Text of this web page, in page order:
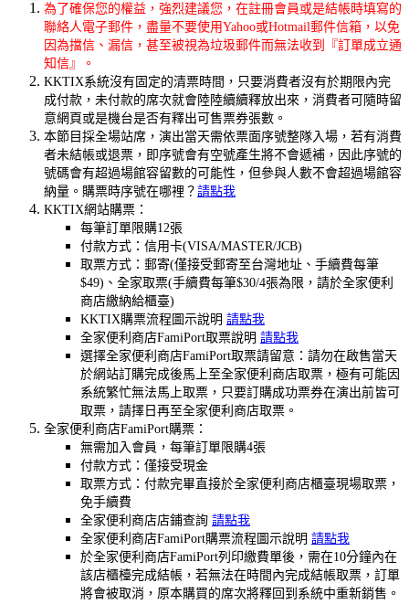
為了確保您的權益，強烈建議您，在註冊會員或是結帳時填寫的
聯絡人電子郵件，盡量不要使用Yahoo或Hotmail郵件信箱，以免
因為擋信、漏信，甚至被視為垃圾郵件而無法收到『訂單成立通
知信』。
KKTIX系統沒有固定的清票時間，只要消費者沒有於期限內完
成付款，未付款的席次就會陸陸續續釋放出來，消費者可隨時留
意網頁或是機台是否有釋出可售票券張數。
本節目採全場站席，演出當天需依票面序號整隊入場，若有消費
者未結帳或退票，即序號會有空號產生將不會遞補，因此序號的
號碼會有超過場館容留數的可能性，但參與人數不會超過場館容
納量。購票時序號在哪裡？ 請點我
KKTIX網站購票：
每筆訂單限購12張
付款方式：信用卡(VISA/MASTER/JCB)
取票方式：郵寄(僅接受郵寄至台灣地址、手續費每筆
$49)、全家取票(手續費每筆$30/4張為限，請於全家便利
商店繳納給櫃臺)
KKTIX購票流程圖示說明 請點我
全家便利商店FamiPort取票說明 請點我
選擇全家便利商店FamiPort取票請留意：請勿在啟售當天
於網站訂購完成後馬上至全家便利商店取票，極有可能因
系統繁忙無法馬上取票，只要訂購成功票券在演出前皆可
取票，請擇日再至全家便利商店取票。
全家便利商店FamiPort購票：
無需加入會員，每筆訂單限購4張
付款方式：僅接受現金
取票方式：付款完畢直接於全家便利商店櫃臺現場取票，
免手續費
全家便利商店店鋪查詢 請點我
全家便利商店FamiPort購票流程圖示說明 請點我
於全家便利商店FamiPort列印繳費單後，需在10分鐘內在
該店櫃檯完成結帳，若無法在時間內完成結帳取票，訂單
將會被取消，原本購買的席次將釋回到系統中重新銷售。